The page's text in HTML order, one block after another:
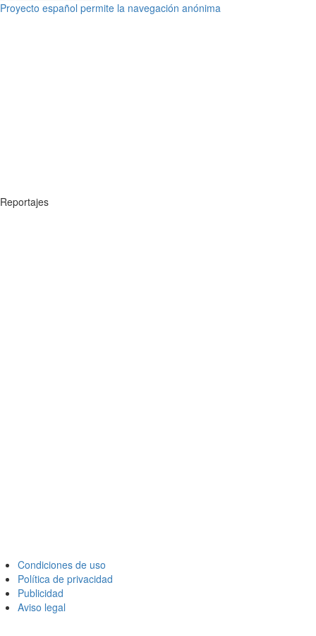
Proyecto español permite la navegación anónima
Reportajes
Condiciones de uso
Política de privacidad
Publicidad
Aviso legal